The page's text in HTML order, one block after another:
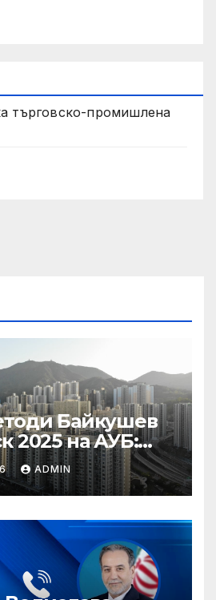
търговско-промишлена
Байкушев
2025 на АУБ:
и се
ADMIN